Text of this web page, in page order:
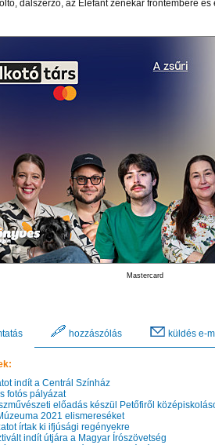
dalszerző, az Elefánt zenekar frontembere és
Mastercard
hozzászólás küldés e-
indít a Centrál Színház
fotós pályázat
előadás készül Petőfiről
2021 elismereséket
írtak ki ifjúsági regényekre
indít útjára a Magyar Írószövetség